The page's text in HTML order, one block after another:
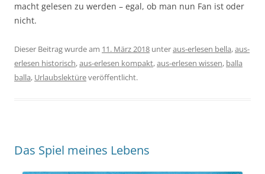
macht gelesen zu werden – egal, ob man nun Fan ist oder
nicht.
Dieser Beitrag wurde am 11. März 2018 unteraus-erlesen bella,aus-
erlesen historisch,aus-erlesen kompakt,aus-erlesen wissen, balla
balla, Urlaubslektüreveröffentlicht.
Das Spiel meines Lebens